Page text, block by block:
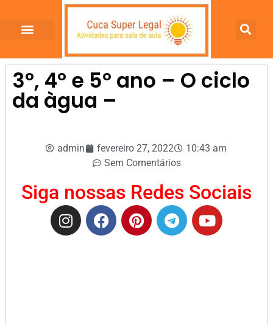
3º, 4º e 5º ano – O ciclo
da àgua –
admin fevereiro 27, 2022
10:43 am
Sem Comentários
Siga nossas Redes Sociais